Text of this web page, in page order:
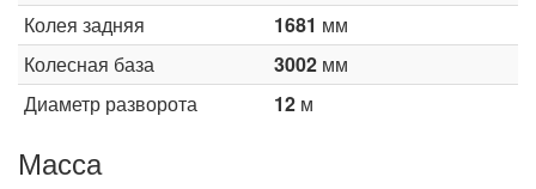
Колея задняя
1681 мм
Колесная база
3002 мм
Диаметр разворота
12 м
Масса